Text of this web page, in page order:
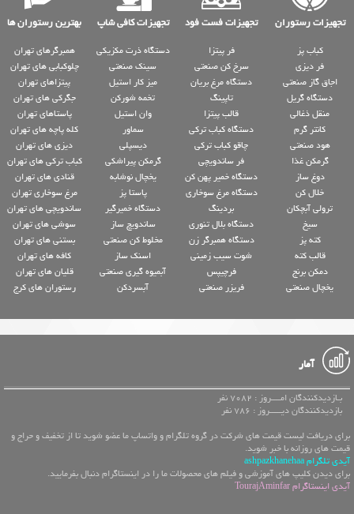
تجهیزات رستوران تجهیزات فست فود تجهیزات کافی شاپ بهترین رستوران ها
کباب پز
فر دیزی
اجاق گاز صنعتی
دستگاه گریل
منقل ذغالی
کانتر گرم
هود صنعتی
گرمکن غذا
دوغ ساز
خلال کن
ترولی آبچکان
سیخ
کته پز
قالب کته
دمکن برنج
یخچال صنعتی
فر پیتزا
سرخ کن صنعتی
دستگاه مرغ بریان
تاپینگ
قالب پیتزا
دستگاه کباب ترکی
چاقو کباب ترکی
فر ساندویچی
دستگاه خمیر پهن کن
دستگاه مرغ سوخاری
بردینگ
دستگاه بلال تنوری
دستگاه همبرگر زن
شوت سیب زمینی
فرچیپس
فریزر صنعتی
دستگاه ذرت مکزیکی
سینک صنعتی
میز کار استیل
تخمه شورکن
وان استیل
سماور
دیسپلی
گرمکن پیراشکی
یخچال نوشابه
پاستا پز
دستگاه خمیرگیر
ساندویچ ساز
مخلوط کن صنعتی
اسنک ساز
آبمیوه گیری صنعتی
آبسردکن
همبرگرهای تهران
چلوکبابی های تهران
پیتزاهای تهران
جگرکی های تهران
پاستاهای تهران
کله پاچه های تهران
دیزی های تهران
کباب ترکی های تهران
قنادی های تهران
مرغ سوخاری تهران
ساندویچی های تهران
سوشی های تهران
بستنی های تهران
کافه های تهران
قلیان های تهران
رستوران های کرج
آمار
بـازدیدکنندگان امــــروز : 7082 نفر
بازدیدکنندگان دیـــــروز : 786 نفر
برای دریافت لیست قیمت های شرکت در گروه تلگرام و واتساپ ما عضو شوید تا از تخفیف و حراج و
قیمت های روزانه با خبر شوید.
آیدی تلگرام ashpazkhanehaa
برای دیدن کلیپ های آموزشی و فیلم های محصولات ما را در اینستاگرام دنبال بفرمایید.
آیدی اینستاگرام TourajAminfar